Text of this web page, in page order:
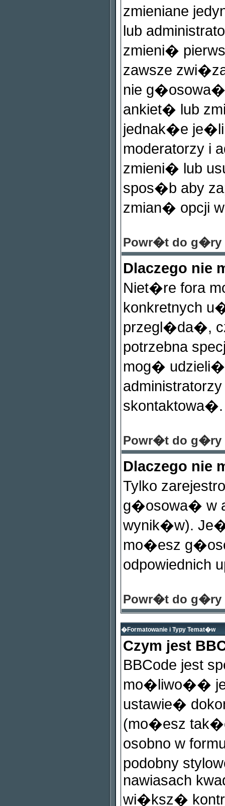
zmieniane
lub
zmieni�
zawsze
nie
ankiet� lub
jednak�e
moderatorzy i
zmieni� lub
spos�b aby
zmian� opcji
Powr�t do g�ry
Dlaczego nie
Niet�re fora
konkretnych
przegl�da�,
potrzebna
mog� udzieli�
skontaktowa�.
Powr�t do g�ry
Dlaczego nie
Tylko
g�osowa� w
wynik�w).
mo�esz
odpowiednich
Powr�t do g�ry
�Formatowanie i Typy Temat�w
Czym jest
BBCode jest
mo�liwo��
ustawie�
(mo�esz
osobno w
podobny
nawiasach
wi�ksz�